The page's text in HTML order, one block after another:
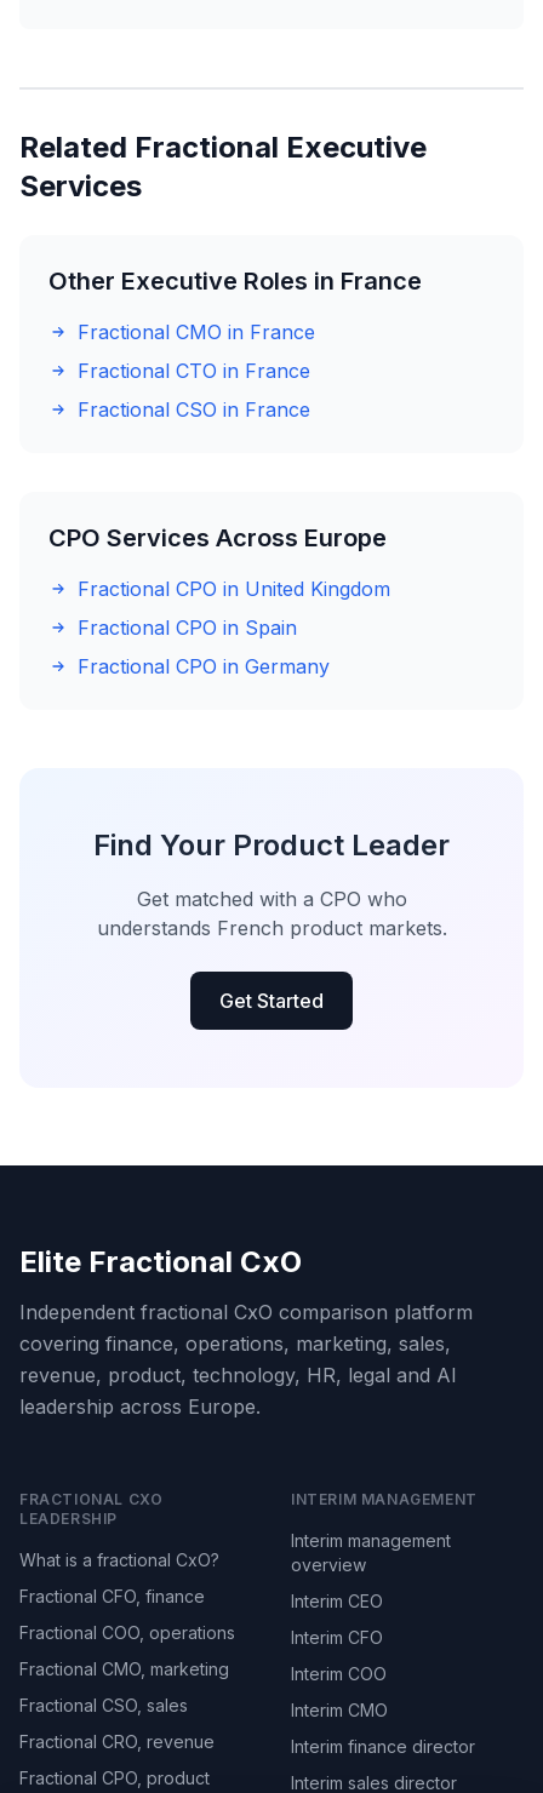
Related Fractional Executive
Services
Other Executive Roles in France
Fractional CMO in France
Fractional CTO in France
Fractional CSO in France
CPO Services Across Europe
Fractional CPO in United Kingdom
Fractional CPO in Spain
Fractional CPO in Germany
Find Your Product Leader
Get matched with a CPO who
understands French product markets.
Get Started
Elite Fractional CxO
Independent fractional CxO comparison platform
covering finance, operations, marketing, sales,
revenue, product, technology, HR, legal and AI
leadership across Europe.
FRACTIONAL CXO
LEADERSHIP
What is a fractional CxO?
Fractional CFO, finance
Fractional COO, operations
Fractional CMO, marketing
Fractional CSO, sales
Fractional CRO, revenue
Fractional CPO, product
INTERIM MANAGEMENT
Interim management
overview
Interim CEO
Interim CFO
Interim COO
Interim CMO
Interim finance director
Interim sales director